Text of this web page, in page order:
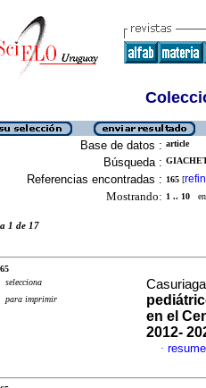
Base de datos : article
Búsqueda :
Referencias encontradas : 165 [
Mostrando: 1 .. 10 en
1 de 17
selecciona
para imprimir
en el
2012-
·